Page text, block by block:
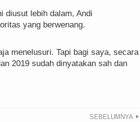
diusut lebih dalam, Andi
yang berwenang.
menelusuri. Tapi bagi saya, secara
2019 sudah dinyatakan sah dan
SEBELUMNYA